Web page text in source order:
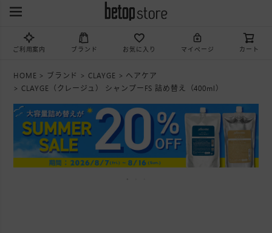
ご利用案内 ブランド お気に入り マイページ カート
HOME ブランド CLAYGE
ヘアケア
CLAYGE（クレージュ） シャンプーFS 詰め替え（400ml）